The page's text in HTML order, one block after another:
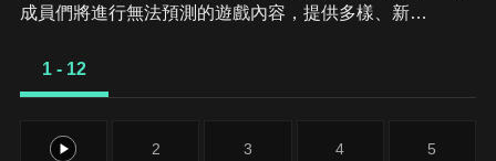
成員們將進行無法預測的遊戲內容，提供多樣、新鮮
開大規模遊戲的動作冒險。
1 - 12
1 2 3 4 5